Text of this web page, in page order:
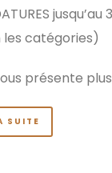
les catégories)
présente
SUITE